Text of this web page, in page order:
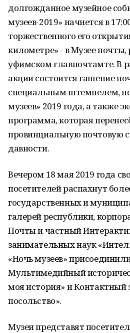
долгожданное музейное
музеев-2019» начнется в
торжественного его
километре» - в Музее
уфимском главпочтамте. В
акции состоится гашение
специальным штемпелем,
музеев» 2019 года, а также
программа, которая
провинциальную почтовую
давности.
Вечером 18 мая 2019 года
посетителей распахнут
государственных и
галерей республики,
Почты и частный
занимательных наук
«Ночь музеев»
Мультимедийный
моя история» и Контактный
посольство».
Музеи представят